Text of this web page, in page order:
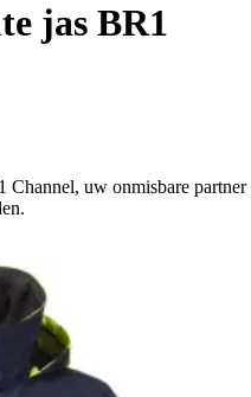
jas BR1
Channel, uw onmisbare partner